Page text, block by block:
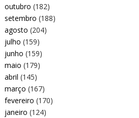
outubro (182)
setembro (188)
agosto (204)
julho (159)
junho (159)
maio (179)
abril (145)
março (167)
fevereiro (170)
janeiro (124)